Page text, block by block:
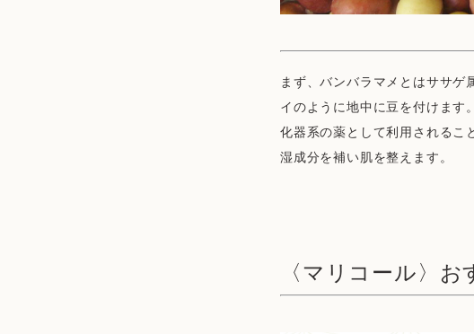
まず、バンバラマメとはササ
イのように地中に豆を付けます
化器系の薬として利用されるこ
湿成分を補い肌を整えます。
〈マリコール〉